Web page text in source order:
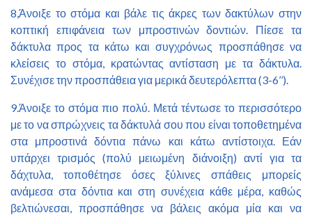
8,Άνοιξε το στόμα και βάλε τις άκρες των δακτύλων στην
κοπτική επιφάνεια των μπροστινών δοντιών. Πίεσε τα
δάκτυλα προς τα κάτω και συγχρόνως προσπάθησε να
κλείσεις το στόμα, κρατώντας αντίσταση με τα δάκτυλα.
Συνέχισε την προσπάθεια για μερικά δευτερόλεπτα (3-6’’).
9.Άνοιξε το στόμα πιο πολύ. Μετά τέντωσε το περισσότερο
με το να σπρώχνεις τα δάκτυλά σου που είναι τοποθετημένα
στα μπροστινά δόντια πάνω και κάτω αντίστοιχα. Εάν
υπάρχει τρισμός (πολύ μειωμένη διάνοιξη) αντί για τα
δάχτυλα, τοποθέτησε όσες ξύλινες σπάθεις μπορείς
ανάμεσα στα δόντια και στη συνέχεια κάθε μέρα, καθώς
βελτιώνεσαι, προσπάθησε να βάλεις ακόμα μία και να